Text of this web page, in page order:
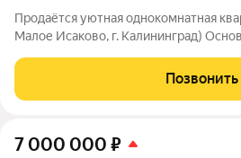
Продаётся уютная однокомнатная
Малое Исаково, г. Калининград)
средней этажности; состояние:
комплексе «АЭРО» ЖК
Позвонить
7 000 000 ₽